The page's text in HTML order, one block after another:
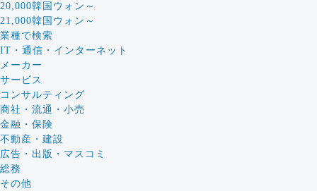
20,000韓国ウォン～
21,000韓国ウォン～
業種で検索
IT・通信・インターネット
メーカー
サービス
コンサルティング
商社・流通・小売
金融・保険
不動産・建設
広告・出版・マスコミ
総務
その他